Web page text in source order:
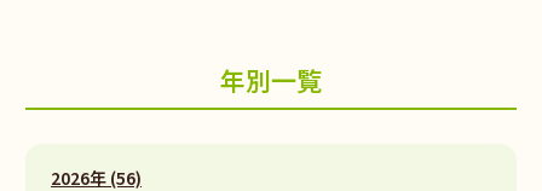
年別一覧
2026年 (56)